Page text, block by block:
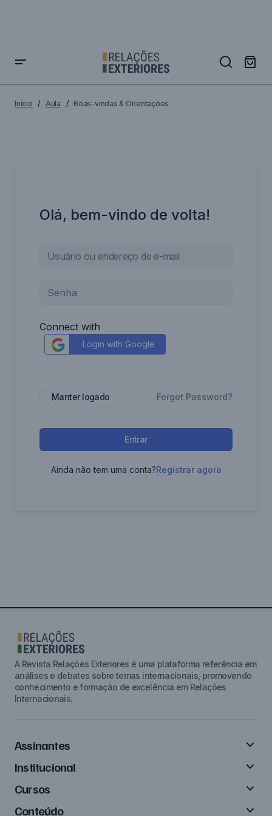
Início Aula Boas-vindas & Orientações
Olá, bem-vindo de volta!
Connect with
Login with Google
Manter logado Forgot Password?
Entrar
Ainda não tem uma conta?Registrar agora
A Revista Relações Exteriores é uma plataforma referência em
análises e debates sobre temas internacionais, promovendo
conhecimento e formação de excelência em Relações
Internacionais.
Assinantes
Institucional
Cursos
Conteúdo